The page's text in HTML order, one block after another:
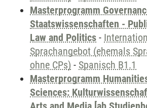
Masterprogramm
Staatswissenschaften -
Law and Politics -
Sprachangebot (ehemals
ohne CPs) - Spanisch B1.1
Masterprogramm
Sciences: